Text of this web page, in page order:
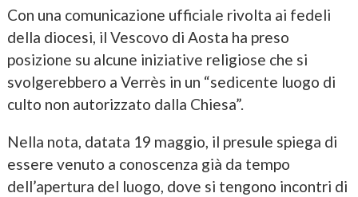
Con una comunicazione ufficiale rivolta ai fedeli
della diocesi, il Vescovo di Aosta ha preso
posizione su alcune iniziative religiose che si
svolgerebbero a Verrès in un “sedicente luogo di
culto non autorizzato dalla Chiesa”.
Nella nota, datata 19 maggio, il presule spiega di
essere venuto a conoscenza già da tempo
dell’apertura del luogo, dove si tengono incontri di